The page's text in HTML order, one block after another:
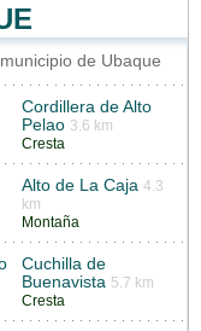
de Ubaque
Cordillera de Alto
Pelao 3.6 km
Cresta
Alto de La Caja 4.3
km
Montaña
Cuchilla de
Buenavista 5.7 km
Cresta